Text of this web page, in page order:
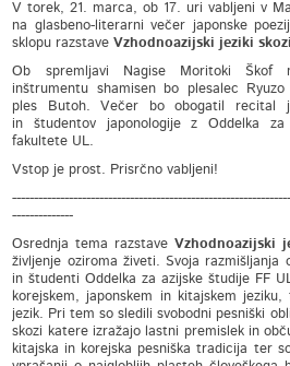
V torek, 21. marca, ob 17. uri vabljeni v
na glasbeno-literarni večer japonske
sklopu razstaveVzhodnoazijski jeziki
Ob spremljavi Nagise Moritoki Škof
inštrumentu shamisen bo plesalec Ryuzo
ples Butoh. Večer bo obogatil recital
in študentov japonologije z Oddelka za
fakultete UL.
Vstop je prost. Prisrčno vabljeni!
--------------
Osrednja tema razstaveVzhodnoazijski
življenje oziroma živeti. Svoja
in študenti Oddelka za azijske študije FF
korejskem, japonskem in kitajskem
jezik. Pri tem so sledili svobodni pesniški
skozi katere izražajo lastni premislek in
kitajska in korejska pesniška tradicija ter